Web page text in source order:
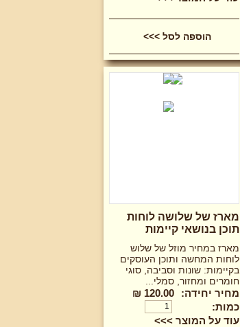
מארז של שלושה לוחות
תוכן בנושאי קיימות
מארז במחיר מוזל של שלוש
לוחות המחשה ותוכן העוסקים
בקיימות: שונות וסביבה, סוגי
חומרים ומחזור, סמלי...
מחיר יחידה:
120.00 ₪
כמות:
עוד על המוצר >>>